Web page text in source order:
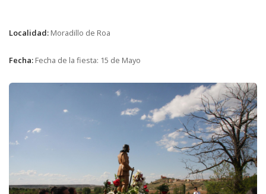
Localidad: Moradillo de Roa
Fecha: Fecha de la fiesta: 15 de Mayo